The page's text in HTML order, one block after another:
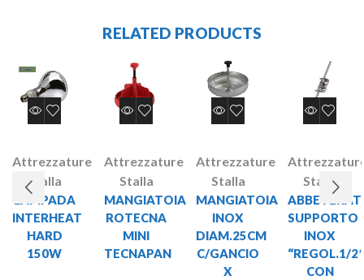
RELATED PRODUCTS
Attrezzature
Stalla
LAMPADA
INTERHEAT
HARD
150W
Attrezzature
Stalla
MANGIATOIA
ROTECNA
MINI
TECNAPAN
Attrezzature
Stalla
MANGIATOIA
INOX
DIAM.25CM
C/GANCIO
X
Stalla
SUPPORTO
INOX
“REGOL.1/
CON